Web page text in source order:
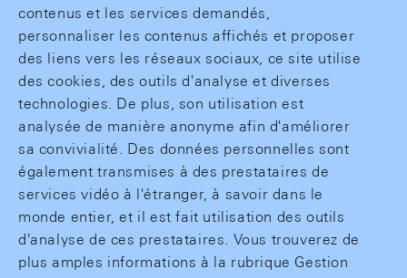
contenus et les services demandés,
personnaliser les contenus affichés et proposer
des liens vers les réseaux sociaux, ce site utilise
des cookies, des outils d'analyse et diverses
technologies. De plus, son utilisation est
analysée de manière anonyme afin d'améliorer
sa convivialité. Des données personnelles sont
également transmises à des prestataires de
services vidéo à l'étranger, à savoir dans le
monde entier, et il est fait utilisation des outils
d'analyse de ces prestataires. Vous trouverez de
plus amples informations à la rubrique Gestion